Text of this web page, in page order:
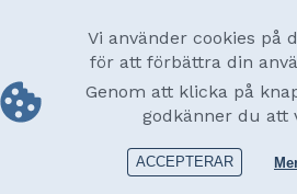
Vi använder cookies på
för att förbättra din
Genom att klicka på
godkänner du att
ACCEPTERAR
navigation
Chassidelar